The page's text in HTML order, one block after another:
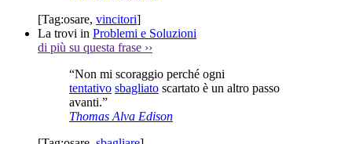
[Tag:osare, vincitori]
La trovi in Problemi e Soluzioni
di più su questa frase ››
“Non mi scoraggio perché ogni
tentativo sbagliato scartato è un altro passo
avanti.”
Thomas Alva Edison